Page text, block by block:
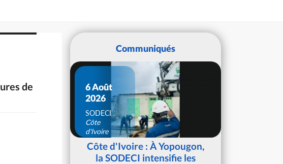
de
Communiqués
6 Août
2026
SODECI
Côte
d'Ivoire
Côte d'Ivoire : À Yopougon,
la SODECI intensifie les